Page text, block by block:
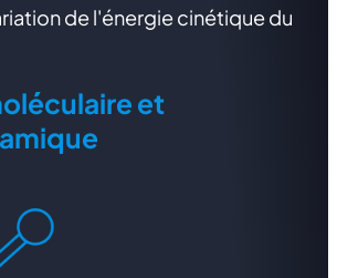
de l'énergie cinétique du
et